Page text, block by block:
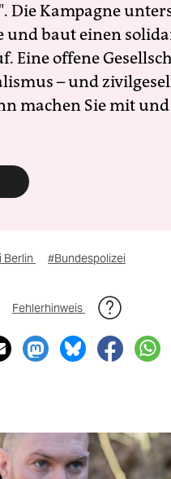
Die Kampagne
und baut einen
Eine offene
– und
machen Sie mit
Berlin #Bundespolizei
Fehlerhinweis